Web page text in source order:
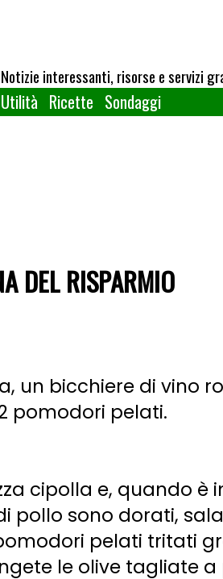
Notizie interessanti, risorse e servizi
Utilità Ricette Sondaggi
DEL RISPARMIO
un bicchiere di vino
pomodori pelati.
cipolla e, quando
pollo sono dorati,
pelati tritati
le olive tagliate a